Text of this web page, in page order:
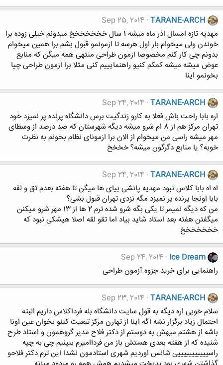
TARANE-ARCH
Sep 25, 2014
مهدیه تازه امسال اذر ماه میشه 1 سال خخخخخخخ میدونم خیلی زوده برا
خوندن ولی میخوام بار اول هرسه تا ازمونمو قبول بشم برا همین میخوام
بدونم چی کار کنم مخصوصا ازمون طراحی منتهی همه میگن که منابع
عوض میشه میشه کمکم کنیو راهنمایییم کنی مثلا برا ازمون طراحی چیا
بخونمو اینا
TARANE-ARCH
Sep 24, 2014
اره بابا راحت باش فعلا به کارو زندگیت برس دانشگاه پرنده پر نمیزد خود
تهران مرکز هم از 8 ام شرو میشه دیگه شهرستان که صد درصد از وسطای
مهر میشه راسی من میخوام از الان برا ازمونای نظام بخونم به نظرت
خوبه؟ یا منابع دگرگون میشه؟ خخخخ
TARANE-ARCH
Sep 24, 2014
اه اه بابا کلاس نبود مهدیه پانشی بیای ها میگن تا هفته بعدم تق و لقه
بابا اونجا پرنده پر نمیزد مگه نزدی تهران قبول بشی؟
من که دیگه نمیمر تا یکی بگه شرو شده ترم 2 ها از 13 مهر شرو میکنن
میگفتن هفته بعد استاد شاید بیاد اما تقو لقه اصلا هیشکی نبود که
خخخخخخخ
Ice Dream
Sep 24, 2014
راهنمایی برای خرید جزوه آزمون طراحی
TARANE-ARCH
Sep 23, 2014
سلام خوبی اره دیگه به قول سایت دانشگاه بله فرداکلاس داریم البته
احتمال زیاد برگزار نشه اگه اینا از تهارن مرکز تبعیت کننو بخوان عین اونا
باشه از هشتم میهش به دوستم از دکتر فلاح مدیر گروهمون و استاد طرح
شنیده که از هفته بعدی هستش باز من فرداامیرم ببینیم چی به چیه
راسیییییییییییی شانس اوردیم شهری استادمون نشدا این ترم دکتر فلاحو